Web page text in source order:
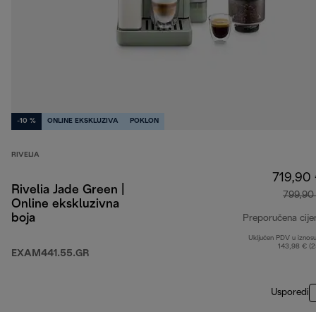
-10 % ONLINE EKSKLUZIVA POKLON
RIVELIA
Rivelia Jade Green |
Online ekskluzivna
boja
EXAM441.55.GR
719,90
Preporučena
Uključen PDV u
143,98 €
Usporedi